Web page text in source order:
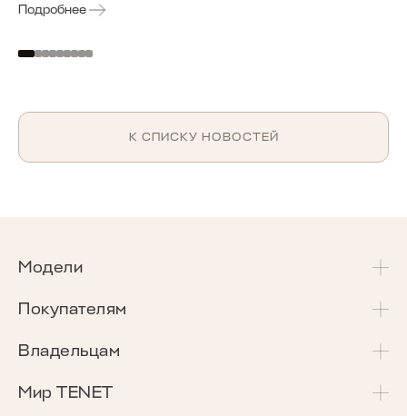
Подробнее
К СПИСКУ НОВОСТЕЙ
Модели
T4
T4L
T7
Покупателям
Акции и спецпредложения
Калькулятор Трейд-Ин
Владельцам
Сервисные акции
Мир TENET